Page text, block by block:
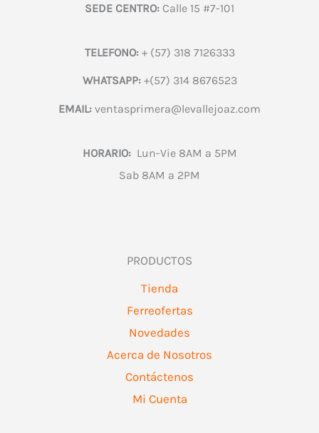
SEDE CENTRO: Calle 15 #7-101
TELEFONO:+ (57) 318 7126333
WHATSAPP:+(57) 314 8676523
EMAIL: ventasprimera@levallejoaz.com
HORARIO:Lun-Vie 8AM a 5PM
Sab 8AM a 2PM
PRODUCTOS
Tienda
Ferreofertas
Novedades
Acerca de Nosotros
Contáctenos
Mi Cuenta